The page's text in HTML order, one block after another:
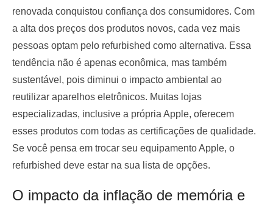
renovada conquistou confiança dos consumidores. Com
a alta dos preços dos produtos novos, cada vez mais
pessoas optam pelo refurbished como alternativa. Essa
tendência não é apenas econômica, mas também
sustentável, pois diminui o impacto ambiental ao
reutilizar aparelhos eletrônicos. Muitas lojas
especializadas, inclusive a própria Apple, oferecem
esses produtos com todas as certificações de qualidade.
Se você pensa em trocar seu equipamento Apple, o
refurbished deve estar na sua lista de opções.
O impacto da inflação de memória e